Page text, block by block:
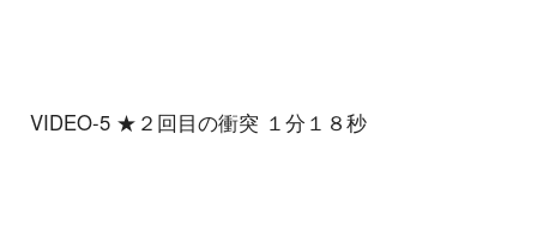
VIDEO-5 ★２回目の衝突 １分１８秒